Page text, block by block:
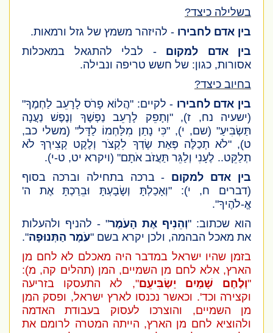
בשלילה כיצד?
בין אדם לחבירו- להיזהר משמץ של גזל ורמאות.
בין אדם למקום- לבלי להתגאל במאכלות
אסורות, כגון: של חשש טריפה ונבילה.
בחיוב כיצד?
בין אדם לחבירו- לקיים: "הֲלוֹא פָרֹס לָרָעֵב לַחְמֶךָ"
(ישעיה נח, ז)
, "וְתָפֵק לָרָעֵב נַפְשֶׁךָ וְנֶפֶשׁ נַעֲנָה
תַּשְׂבִּיעַ"(שם, י) , "כִּי נָתַן מִלַּחְמוֹ לַדָּל"(משלי כב,
ט), "לֹא תְכַלֶּה פְּאַת שָׂדְךָ לִקְצֹר וְלֶקֶט קְצִירְךָ לֹא
תְלַקֵּט.. לֶעָנִי וְלַגֵּר תַּעֲזֹב אֹתָם"(ויקרא יט, ט-י).
בין אדם למקום- ברכה בתחילה וברכה בסוף
(דברים ח, י)
: "וְאָכַלְתָּ וְשָׂבָעְתָּ וּבֵרַכְתָּ אֶת ה'
אֱ-לֹהֶיךָ".
הוא שכתוב: " וְהֵנִיף אֶת הָעֹמֶר" - להניף ולהעלות
את מאכל הבהמה, ולכן יקרא בשם "עֹמֶר הַתְּנוּפָה".
בזמן שהיו ישראל במדבר היה מאכלם לא לחם מן
הארץ, אלא לחם מן השמיים, המן(תהלים קה, מ):
וְלֶחֶם שָׁמַיִם יַשְׂבִּיעֵם", לא התעסקו בזריעה
וקצירה וכד'. וכאשר נכנסו לארץ ישראל, ופסק המן
מן השמיים, והוצרכו לעסוק בעבודת האדמה
ולהוציא לחם מן הארץ, הייתה המטרה לרומם את